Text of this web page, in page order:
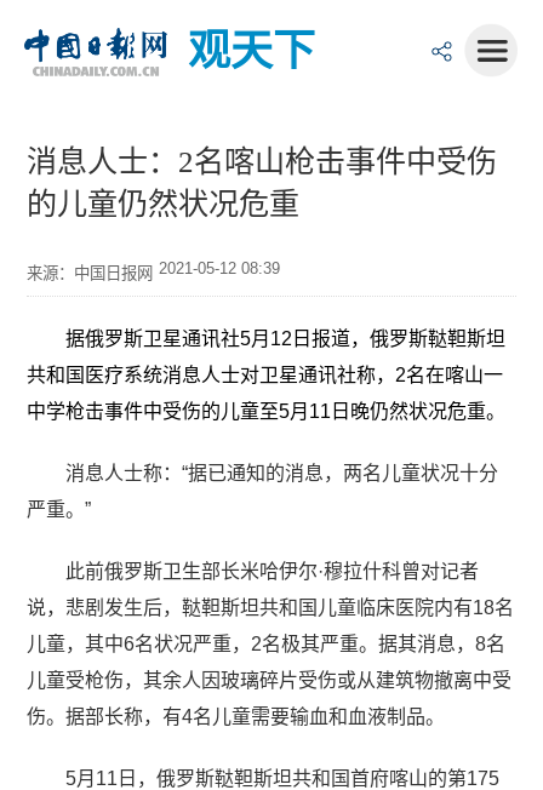
观天下
消息人士：2名喀山枪击事件中受伤
的儿童仍然状况危重
来源：中国日报网 2021-05-12 08:39
据俄罗斯卫星通讯社5月12日报道，俄罗斯鞑靼斯坦
共和国医疗系统消息人士对卫星通讯社称，2名在喀山一
中学枪击事件中受伤的儿童至5月11日晚仍然状况危重。
消息人士称：“据已通知的消息，两名儿童状况十分
严重。”
此前俄罗斯卫生部长米哈伊尔·穆拉什科曾对记者
说，悲剧发生后，鞑靼斯坦共和国儿童临床医院内有18名
儿童，其中6名状况严重，2名极其严重。据其消息，8名
儿童受枪伤，其余人因玻璃碎片受伤或从建筑物撤离中受
伤。据部长称，有4名儿童需要输血和血液制品。
5月11日，俄罗斯鞑靼斯坦共和国首府喀山的第175